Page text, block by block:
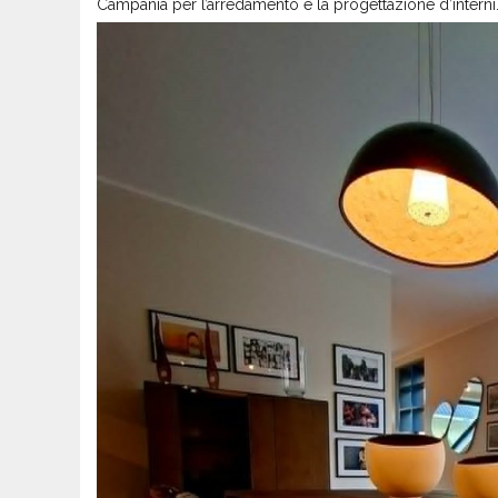
Campania per l’arredamento e la progettazione d’interni.